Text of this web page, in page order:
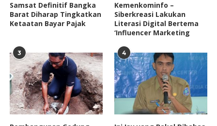
Samsat Definitif Bangka
Barat Diharap Tingkatkan
Ketaatan Bayar Pajak
Kemenkominfo –
Siberkreasi Lakukan
Literasi Digital Bertema
‘Influencer Marketing
3 4